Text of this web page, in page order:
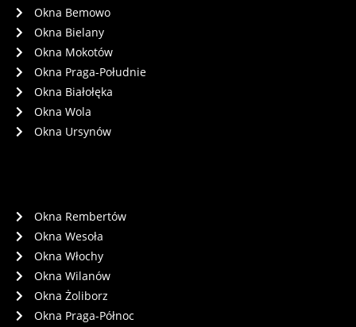
Okna Bemowo
Okna Bielany
Okna Mokotów
Okna Praga-Południe
Okna Białołęka
Okna Wola
Okna Ursynów
Okna Rembertów
Okna Wesoła
Okna Włochy
Okna Wilanów
Okna Żoliborz
Okna Praga-Północ